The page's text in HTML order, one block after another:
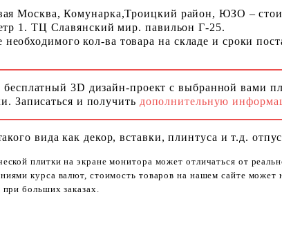
Москва, Комунарка,Троицкий район, ЮЗО –
1. ТЦ Славянский мир. павильон Г-25.
кол-ва товара на складе и сроки
3D дизайн-проект с выбранной вами
Записаться и получить дополнительную
вида как декор, вставки, плинтуса и т.д.
плитки на экране монитора может отличаться от
курса валют, стоимость товаров на нашем сайте
больших заказах.